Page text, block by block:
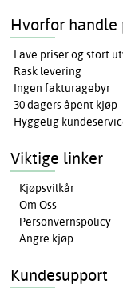
Hvorfor handle
Lave priser og stort
Rask levering
Ingen fakturagebyr
30 dagers åpent kjøp
Hyggelig
Viktige linker
Kjøpsvilkår
Om Oss
Personvernspolicy
Angre kjøp
Kundesupport